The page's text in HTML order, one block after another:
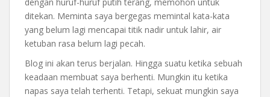
ditekan. Meminta saya bergegas memintal kata-kata
yang belum lagi mencapai titik nadir untuk lahir, air
ketuban rasa belum lagi pecah.
Blog ini akan terus berjalan. Hingga suatu ketika sebuah
keadaan membuat saya berhenti. Mungkin itu ketika
napas saya telah terhenti. Tetapi, sekuat mungkin saya